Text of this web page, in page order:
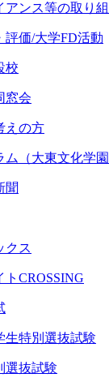
アンス等の取り
評価/大学FD活動
校
窓会
えの方
ム（大東文化学園
聞
クス
トCROSSING
生特別選抜試験
選抜試験